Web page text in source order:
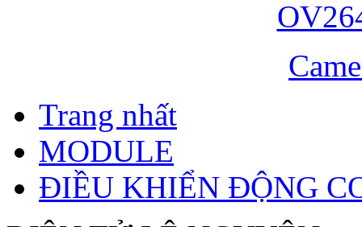
Trang nhất
MODULE
ĐIỀU KHIỂN ĐỘNG